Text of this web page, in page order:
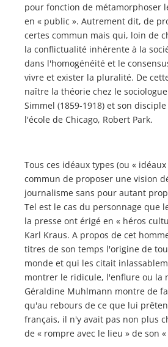
pour fonction de métamorphoser
en « public ». Autrement dit, de
certes commun mais qui, loin de
la conflictualité inhérente à la
dans l'homogénéité et le
vivre et exister la pluralité. De
naître la théorie chez le
Simmel (1859-1918) et son
l'école de Chicago, Robert Park.
Tous ces idéaux types (ou «
commun de proposer une vision
journalisme sans pour autant
Tel est le cas du personnage que
la presse ont érigé en « héros
Karl Kraus. A propos de cet
titres de son temps l'origine de
monde et qui les citait
montrer le ridicule, l'enflure ou la
Géraldine Muhlmann montre de
qu'au rebours de ce que lui
français, il n'y avait pas non plus
de « rompre avec le lieu » de son